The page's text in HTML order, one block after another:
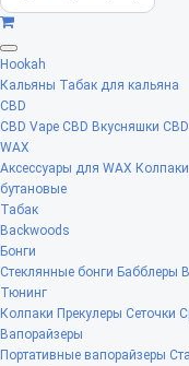
Hookah
Кальяны Табак для кальяна
CBD
CBD Vape CBD Вкусняшки
WAX
Аксессуары для WAX
бутановые
Табак
Backwoods
Бонги
Стеклянные бонги Бабблеры
Тюнинг
Колпаки Прекулеры Сеточки
Вапорайзеры
Портативные вапорайзеры